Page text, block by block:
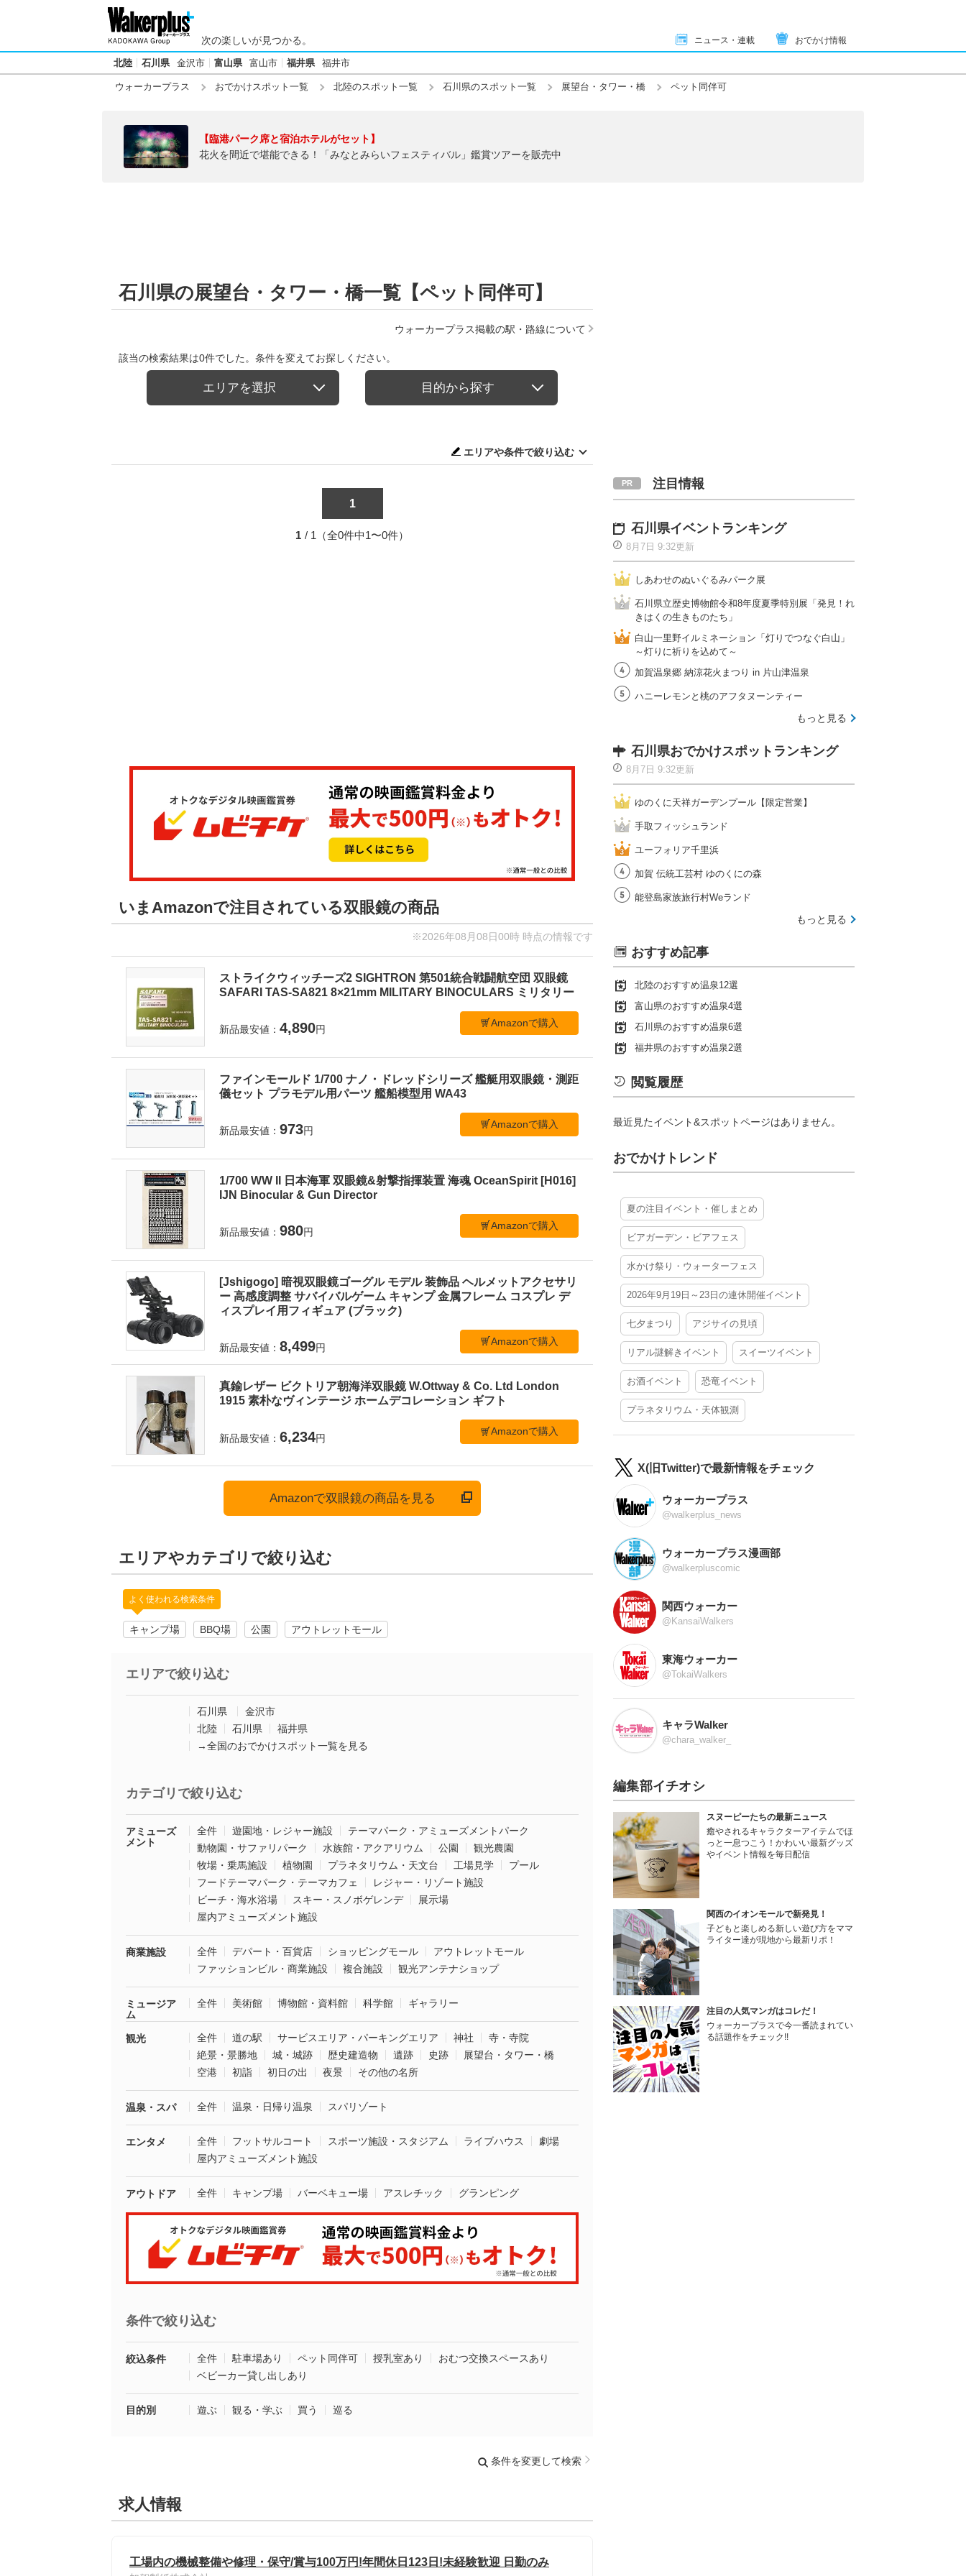
次の楽しいが見つかる。 ニュース・連載 おでかけ情報
北陸 石川県 金沢市 富山県 富山市 福井県 福井市
ウォーカープラス おでかけスポット一覧 北陸のスポット一覧 石川県のスポット一覧 展望台・タワー・橋 ペット同伴可
【臨港パーク席と宿泊ホテルがセット】
花火を間近で堪能できる！「みなとみらいフェスティバル」鑑賞ツアーを販売中
石川県の展望台・タワー・橋一覧【ペット同伴可】
ウォーカープラス掲載の駅・路線について
該当の検索結果は0件でした。条件を変えてお探しください。
エリアを選択 目的から探す
エリアや条件で絞り込む
1
1 / 1（全0件中1〜0件）
いまAmazonで注目されている双眼鏡の商品
※2026年08月08日00時 時点の情報です
ストライクウィッチーズ2 SIGHTRON 第501統合戦闘航空団 双眼鏡
SAFARI TAS-SA821 8×21mm MILITARY BINOCULARS ミリタリー
新品最安値： 4,890円
Amazonで購入
ファインモールド 1/700 ナノ・ドレッドシリーズ 艦艇用双眼鏡・測距
儀セット プラモデル用パーツ 艦船模型用 WA43
新品最安値： 973円
Amazonで購入
1/700 WW II 日本海軍 双眼鏡&射撃指揮装置 海魂 OceanSpirit [H016]
IJN Binocular & Gun Director
新品最安値： 980円
Amazonで購入
[Jshigogo] 暗視双眼鏡ゴーグル モデル 装飾品 ヘルメットアクセサリ
ー 高感度調整 サバイバルゲーム キャンプ 金属フレーム コスプレ デ
ィスプレイ用フィギュア (ブラック)
新品最安値： 8,499円
Amazonで購入
真鍮レザー ビクトリア朝海洋双眼鏡 W.Ottway & Co. Ltd London
1915 素朴なヴィンテージ ホームデコレーション ギフト
新品最安値： 6,234円
Amazonで購入
Amazonで双眼鏡の商品を見る
エリアやカテゴリで絞り込む
よく使われる検索条件
キャンプ場 BBQ場 公園 アウトレットモール
エリアで絞り込む
石川県
金沢市
北陸
石川県
福井県
→全国のおでかけスポット一覧を見る
カテゴリで絞り込む
アミューズ
メント
全件 遊園地・レジャー施設
テーマパーク・アミューズメントパーク
動物園・サファリパーク
水族館・アクアリウム 公園
観光農園
牧場・乗馬施設
植物園 プラネタリウム・天文台 工場見学
プール
フードテーマパーク・テーマカフェ
レジャー・リゾート施設
ビーチ・海水浴場
スキー・スノボゲレンデ
展示場
屋内アミューズメント施設
商業施設 全件 デパート・百貨店 ショッピングモール
アウトレットモール
ファッションビル・商業施設
複合施設 観光アンテナショップ
ミュージア
ム
全件 美術館 博物館・資料館 科学館 ギャラリー
観光 全件 道の駅 サービスエリア・パーキングエリア 神社
寺・寺院
絶景・景勝地
城・城跡 歴史建造物 遺跡 史跡
展望台・タワー・橋
空港
初詣 初日の出 夜景 その他の名所
温泉・スパ 全件 温泉・日帰り温泉 スパリゾート
エンタメ 全件 フットサルコート スポーツ施設・スタジアム ライブハウス
劇場
屋内アミューズメント施設
アウトドア 全件 キャンプ場 バーベキュー場 アスレチック グランピング
条件で絞り込む
絞込条件 全件 駐車場あり ペット同伴可 授乳室あり
おむつ交換スペースあり
ベビーカー貸し出しあり
目的別 遊ぶ 観る・学ぶ 買う 巡る
条件を変更して検索
求人情報
工場内の機械整備や修理・保守/賞与100万円!年間休日123日!未経験歓迎 日勤のみ
注目情報
石川県イベントランキング
8月7日 9:32更新
しあわせのぬいぐるみパーク展
石川県立歴史博物館令和8年度夏季特別展「発見！れ
きはくの生きものたち」
白山一里野イルミネーション「灯りでつなぐ白山」
～灯りに祈りを込めて～
加賀温泉郷 納涼花火まつり in 片山津温泉
ハニーレモンと桃のアフタヌーンティー
もっと見る
石川県おでかけスポットランキング
8月7日 9:32更新
ゆのくに天祥ガーデンプール【限定営業】
手取フィッシュランド
ユーフォリア千里浜
加賀 伝統工芸村 ゆのくにの森
能登島家族旅行村Weランド
もっと見る
おすすめ記事
北陸のおすすめ温泉12選
富山県のおすすめ温泉4選
石川県のおすすめ温泉6選
福井県のおすすめ温泉2選
閲覧履歴
最近見たイベント&スポットページはありません。
おでかけトレンド
夏の注目イベント・催しまとめ
ビアガーデン・ビアフェス
水かけ祭り・ウォーターフェス
2026年9月19日～23日の連休開催イベント
七夕まつり アジサイの見頃
リアル謎解きイベント スイーツイベント
お酒イベント 恐竜イベント
プラネタリウム・天体観測
X(旧Twitter)で最新情報をチェック
ウォーカープラス
@walkerplus_news
ウォーカープラス漫画部
@walkerpluscomic
関西ウォーカー
@KansaiWalkers
東海ウォーカー
@TokaiWalkers
キャラWalker
@chara_walker_
編集部イチオシ
スヌーピーたちの最新ニュース
癒やされるキャラクターアイテムでほ
っと一息つこう！かわいい最新グッズ
やイベント情報を毎日配信
関西のイオンモールで新発見！
子どもと楽しめる新しい遊び方をママ
ライター達が現地から最新リポ！
注目の人気マンガはコレだ！
ウォーカープラスで今一番読まれてい
る話題作をチェック!!